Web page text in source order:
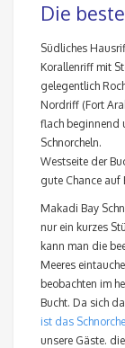
Die
Südliches
Korallenriff mit
gelegentlich
Nordriff (Fort
flach beginnend
Schnorcheln.
Westseite der
gute Chance auf
Makadi Bay
nur ein kurzes
kann man die
Meeres
beobachten im
Bucht. Da sich
ist das
unsere Gäste.